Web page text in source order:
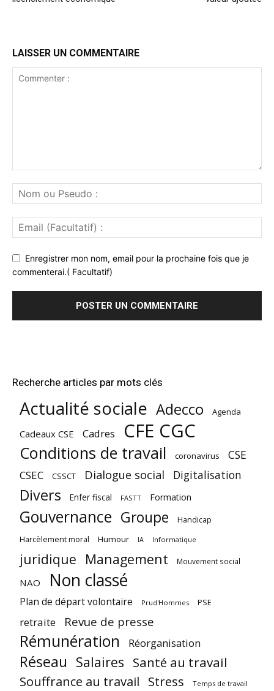
LAISSER UN COMMENTAIRE
Enregistrer mon nom, email pour la prochaine fois que je
commenterai.( Facultatif)
Recherche articles par mots clés
Actualité sociale Adecco Agenda
Cadeaux CSE Cadres CFE CGC
Conditions de travail coronavirus CSE
CSEC CSSCT Dialogue social Digitalisation
Divers Enfer fiscal FASTT Formation
Gouvernance Groupe Handicap
Harcèlement moral Humour IA Informatique
juridique Management Mouvement social
NAO Non classé
Plan de départ volontaire Prud'Hommes PSE
retraite Revue de presse
Rémunération Réorganisation
Réseau Salaires Santé au travail
Souffrance au travail Stress Temps de travail